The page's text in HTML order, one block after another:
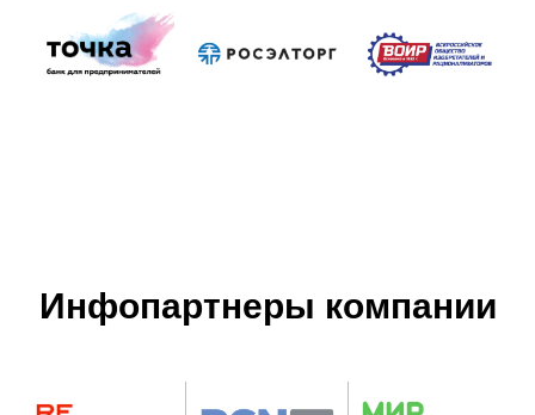
Инфопартнеры компании